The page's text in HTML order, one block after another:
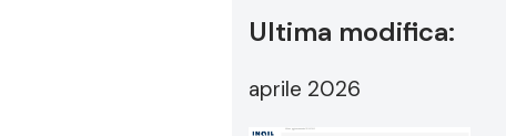
Ultima modifica:
aprile 2026